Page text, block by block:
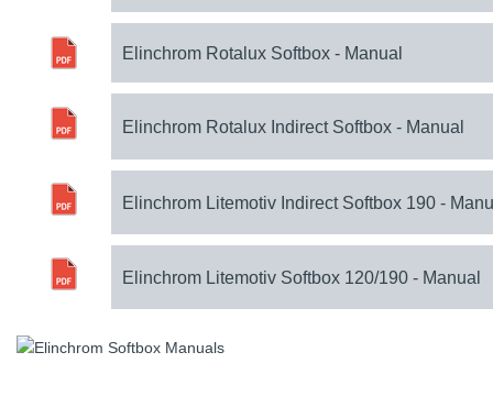
Elinchrom Rotalux Softbox - Manual
Elinchrom Rotalux Indirect Softbox - Manual
Elinchrom Litemotiv Indirect Softbox 190 -
Elinchrom Litemotiv Softbox 120/190 - Manual